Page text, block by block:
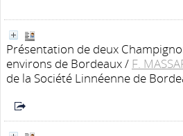
Présentation de deux
environs de Bordeaux/ F.
de la Société Linnéenne de